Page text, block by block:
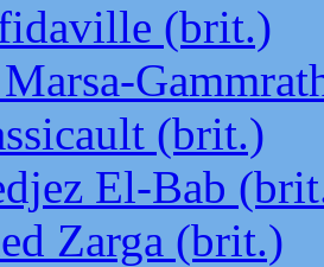
(brit.)
(brit.)
El-Bab
Zarga (brit.)